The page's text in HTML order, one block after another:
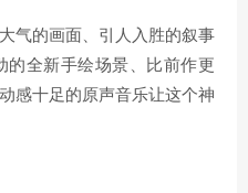
气的画面、引人入胜的叙事
的全新手绘场景、比前作更
感十足的原声音乐让这个神